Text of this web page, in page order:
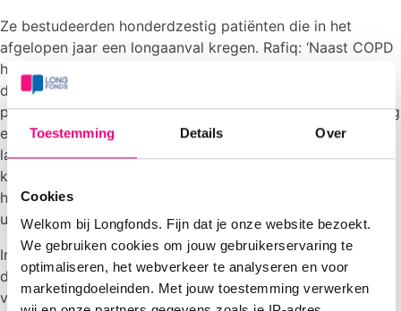
Toestemming Details Over
Cookies
Welkom bij Longfonds. Fijn dat je onze website bezoekt.
We gebruiken cookies om jouw gebruikerservaring te
optimaliseren, het webverkeer te analyseren en voor
marketingdoeleinden. Met jouw toestemming verwerken
Ze bestudeerden honderdzestig patiënten die in het
afgelopen jaar een longaanval kregen. Rafiq: ‘Naast COPD
hadden deze mensen allemaal een vitamine D-tekort. We
deelden de groep in tweeën. De ene helft kreeg een keer
per week een hoge dosis vitamine D, de andere helft kreeg
een nepmedicijn. We volgden alle deelnemers een jaar
lang. In die tijd hielden zij een dagboekje bij van hun
klachten. Hierin konden wij zien hoeveel longaanvallen ze
hadden gehad. Daarnaast maten we ook hun spierkracht,
uithoudingsvermogen en longfunctie.
In de groep mensen die vitamine D gebruikte, zagen we
dat de vitamine D-waarden in het bloed enorm stegen,
vertelt Rachida Rafiq. ‘De pilletjes deden hun werk. Maar